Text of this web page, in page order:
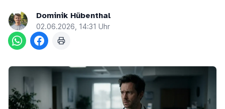
Dominik Hübenthal
02.06.2026, 14:31 Uhr